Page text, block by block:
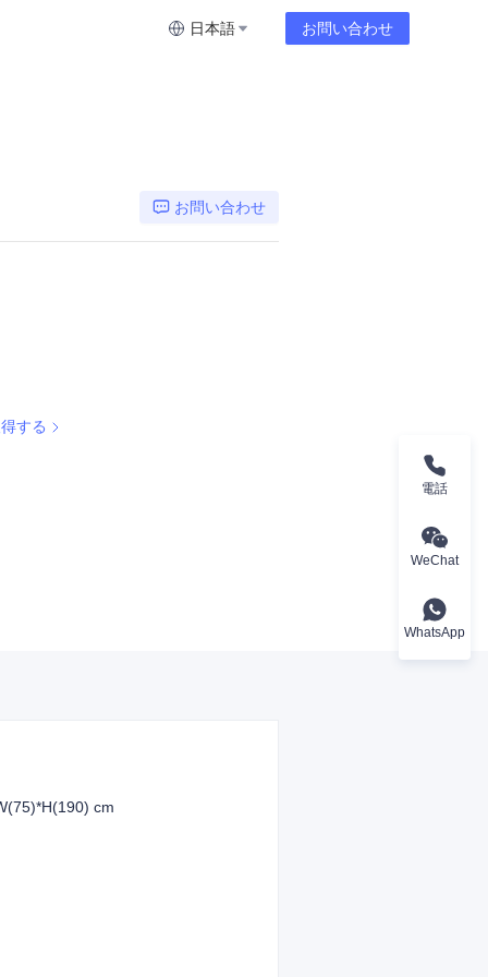
日本語 お問い合わせ
お問い合わせ
する
cm
電話
WeChat
WhatsApp